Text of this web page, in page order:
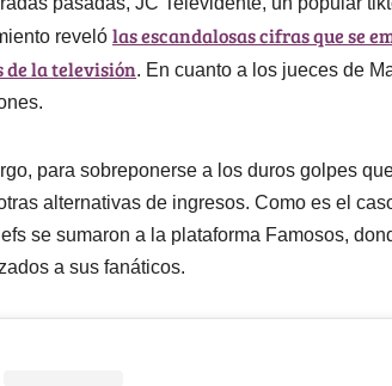
I
n
s
reveló las escandalosas cifras que se
de la televisión. En cuanto a los jueces de
para sobreponerse a los duros golpes
alternativas de ingresos. Como es el
se sumaron a la plataforma Famosos,
a sus fanáticos.